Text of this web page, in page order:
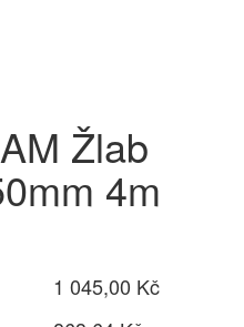
Žlab
4m
1 045,00 Kč